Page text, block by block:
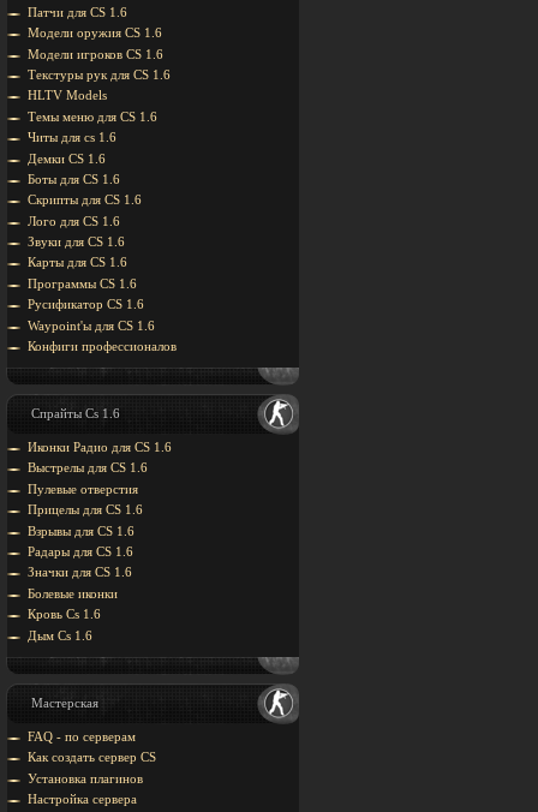
Патчи для CS 1.6
Модели оружия CS 1.6
Модели игроков CS 1.6
Текстуры рук для CS 1.6
HLTV Models
Темы меню для CS 1.6
Читы для cs 1.6
Демки CS 1.6
Боты для CS 1.6
Скрипты для CS 1.6
Лого для CS 1.6
Звуки для CS 1.6
Карты для CS 1.6
Программы CS 1.6
Русификатор CS 1.6
Waypoint'ы для CS 1.6
Конфиги профессионалов
Спрайты Cs 1.6
Иконки Радио для CS 1.6
Выстрелы для CS 1.6
Пулевые отверстия
Прицелы для CS 1.6
Взрывы для CS 1.6
Радары для CS 1.6
Значки для CS 1.6
Болевые иконки
Кровь Cs 1.6
Дым Cs 1.6
Мастерская
FAQ - по серверам
Как создать сервер CS
Установка плагинов
Настройка сервера